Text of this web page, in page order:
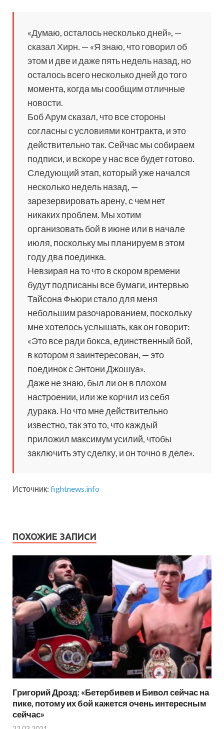
«Думаю, осталось несколько дней», —
сказал Хирн. — «Я знаю, что говорил об
этом и две и даже пять недель назад, но
осталось всего несколько дней до того
момента, когда мы сообщим отличные
новости.
Боб Арум сказал, что все стороны
согласны с условиями контракта, и это
действительно так. Сейчас мы собираем
подписи, и вскоре у нас все будет готово.
Следующий этап, который уже начался
несколько недель назад, —
зарезервировать арену, с чем нет
никаких проблем. Мы хотим
организовать бой в июне или в начале
июля, поскольку мы планируем в этом
году два поединка.
Невзирая на то что в скором времени
будут подписаны все бумаги, интервью
Тайсона Фьюри стало для меня
небольшим разочарованием, поскольку
мне хотелось услышать, как он говорит:
«Это все ради бокса, единственный бой,
в котором я заинтересован, — это
поединок с Энтони Джошуа».
Даже не знаю, был ли он в плохом
настроении, или же корчил из себя
дурака. Но что мне действительно
известно, так это то, что каждый
приложил максимум усилий, чтобы
заключить эту сделку, и он точно в деле».
Источник: fightnews.info
ПОХОЖИЕ ЗАПИСИ
Григорий Дрозд: «Бетербивев и Бивол сейчас на
пике, потому их бой кажется очень интересным
сейчас»